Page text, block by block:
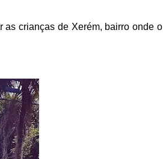
as crianças de Xerém, bairro onde o